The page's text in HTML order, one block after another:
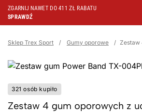
ZGARNIJ NAWET DO 411 ZŁ RABATU
SPRAWDŹ
Sklep Trex Sport / Gumy oporowe / Zestaw
321 osób kupiło
Zestaw 4 gum oporowych z